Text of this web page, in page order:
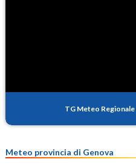
TG Meteo Regionale
Meteo provincia di Genova